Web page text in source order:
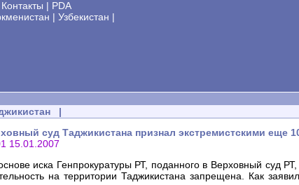
Контакты | PDA
| Узбекистан |
|
суд Таджикистана признал экстремистскими еще
15.01.2007
иска Генпрокуратуры РТ, поданного в Верховный суд
на территории Таджикистана запрещена. Как